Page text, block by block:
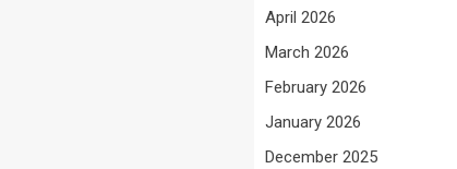
April 2026
March 2026
February 2026
January 2026
December 2025